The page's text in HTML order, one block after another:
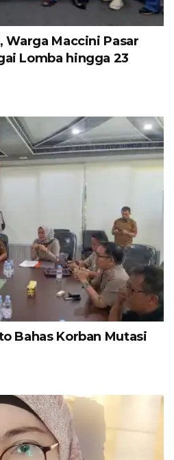
Warga Maccini Pasar
Lomba hingga 23
Bahas Korban Mutasi